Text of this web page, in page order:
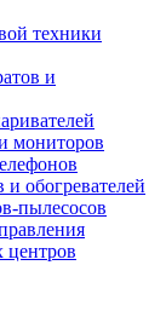
техники
и
мониторов
и обогревателей
пылесосов
центров